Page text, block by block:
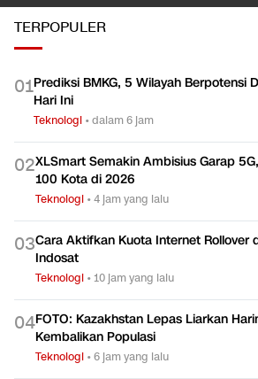
TERPOPULER
01Prediksi BMKG, 5 Wilayah Berpotensi
Hari Ini
Teknologi •dalam 6 jam
02XLSmart Semakin Ambisius Garap
100 Kota di 2026
Teknologi •4 jam yang lalu
03Cara Aktifkan Kuota Internet Rollover
Indosat
Teknologi •10 jam yang lalu
04FOTO: Kazakhstan Lepas Liarkan
Kembalikan Populasi
Teknologi •6 jam yang lalu